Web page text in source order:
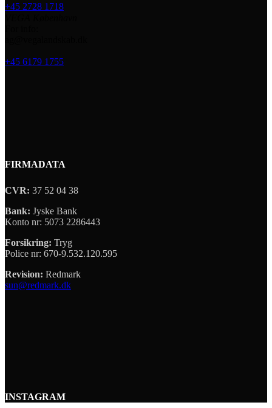
+45 2728 1718
+45 6179 1755
FIRMADATA
CVR: 37 52 04 38
Bank: Jyske Bank
Konto nr: 5073 2286443
Forsikring: Tryg
Police nr: 670-9.532.120.595
Revision: Redmark
sun@redmark.dk
INSTAGRAM